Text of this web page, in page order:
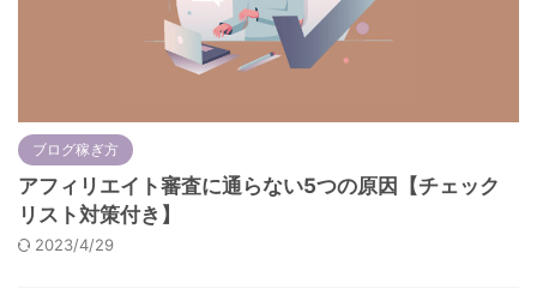
ブログ稼ぎ方
アフィリエイト審査に通らない5つの原因【チェック
リスト対策付き】
2023/4/29